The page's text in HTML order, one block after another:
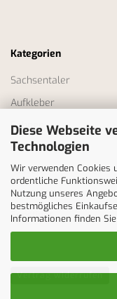
Diese Webseite
Technologien
Wir verwenden Cookies
ordentliche
Nutzung unseres
bestmögliches
Informationen finden
Kategorien
Sachsentaler
Aufkleber
Fahnen
Bekleidung
Tassen
Erzgebirge
Sonstiges
Vertrag widerrufen